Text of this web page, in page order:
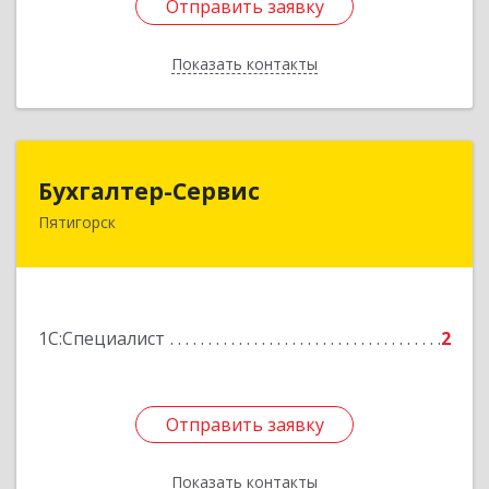
Отправить заявку
Показать контакты
Отправить заявку
Назад
Бухгалтер-Сервис
Пятигорск
1С:Специалист 2
Отправить заявку
Показать контакты
357500, Ставропольский край, Пятигорск г,
Отправить заявку
Назад